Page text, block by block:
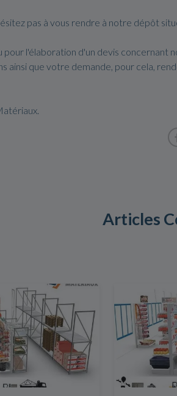
pas à vous rendre à notre dépôt
pour l'élaboration d'un devis
ainsi que votre demande, pour cela,
Articles